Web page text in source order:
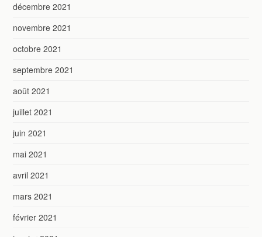
décembre 2021
novembre 2021
octobre 2021
septembre 2021
août 2021
juillet 2021
juin 2021
mai 2021
avril 2021
mars 2021
février 2021